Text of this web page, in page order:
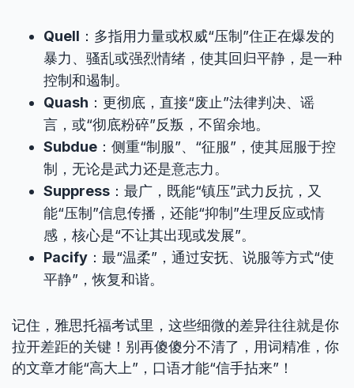
Quell ：多指用力量或权威“压制”住正在爆发的
暴力、骚乱或强烈情绪，使其回归平静，是一种
控制和遏制。
Quash ：更彻底，直接“废止”法律判决、谣
言，或“彻底粉碎”反叛，不留余地。
Subdue ：侧重“制服”、“征服”，使其屈服于控
制，无论是武力还是意志力。
Suppress ：最广，既能“镇压”武力反抗，又
能“压制”信息传播，还能“抑制”生理反应或情
感，核心是“不让其出现或发展”。
Pacify ：最“温柔”，通过安抚、说服等方式“使
平静”，恢复和谐。
记住，雅思托福考试里，这些细微的差异往往就是你
拉开差距的关键！别再傻傻分不清了，用词精准，你
的文章才能“高大上”，口语才能“信手拈来”！